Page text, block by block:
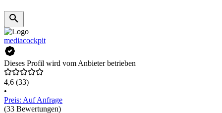
mediacockpit
Dieses Profil wird vom Anbieter betrieben
4,6 (33)
•
Preis: Auf Anfrage
(33 Bewertungen)